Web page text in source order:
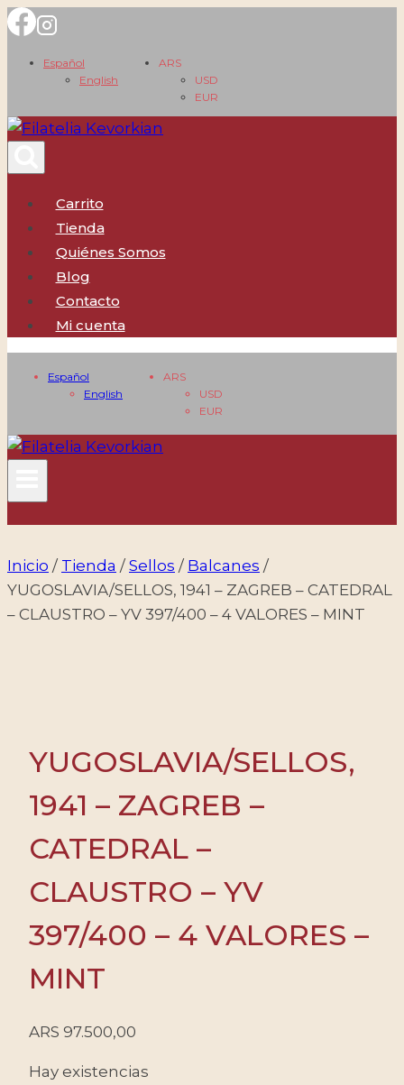
Saltar
contenido
Español
English
ARS
USD
EUR
Carrito
Tienda
Quiénes Somos
Blog
Contacto
Mi cuenta
Español
English
ARS
USD
EUR
Inicio / Tienda / Sellos / Balcanes /
YUGOSLAVIA/SELLOS, 1941 – ZAGREB – CATEDRAL
– CLAUSTRO – YV 397/400 – 4 VALORES – MINT
YUGOSLAVIA/SELLOS,
1941 – ZAGREB –
CATEDRAL –
CLAUSTRO – YV
397/400 – 4 VALORES –
MINT
ARS 97.500,00
Hay existencias